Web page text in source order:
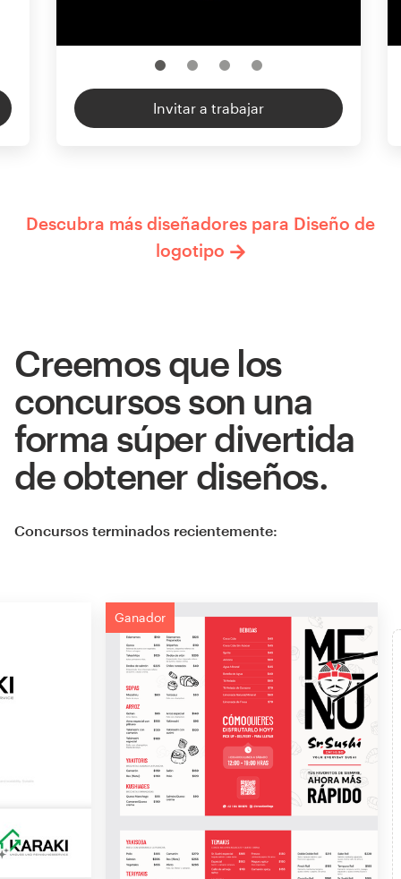
Invitar a trabajar
Descubra más diseñadores para Diseño de
logotipo
Creemos que los
concursos son una
forma súper divertida
de obtener diseños.
Concursos terminados recientemente:
Ganador